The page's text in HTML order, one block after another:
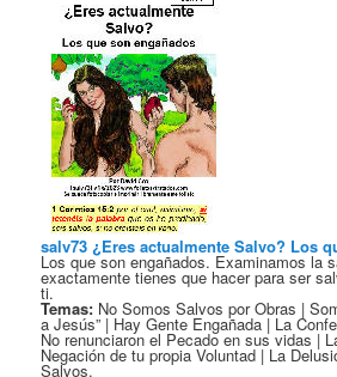
salv73 ¿Eres actualmente Salvo? Los
Los que son engañados. Examinamos la
exactamente tienes que hacer para ser
ti.
Temas: No Somos Salvos por Obras |
a Jesús” | Hay Gente Engañada | La
No renunciaron el Pecado en sus vidas |
Negación de tu propia Voluntad | La
Salvos.